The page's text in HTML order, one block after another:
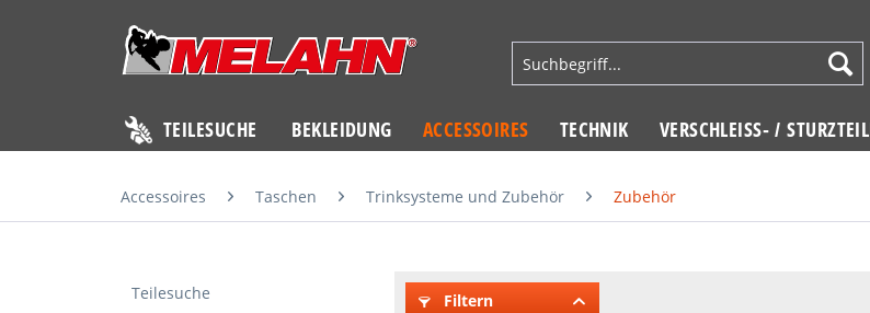
TEILESUCHE BEKLEIDUNG ACCESSOIRES TECHNIK VERSCHLEISS- / STURZTEILE
Accessoires Taschen Trinksysteme und Zubehör Zubehör
Teilesuche Filtern